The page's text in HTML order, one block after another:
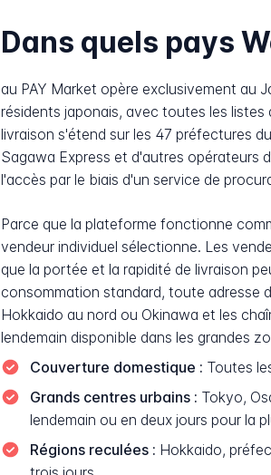
Dans quels pays
au PAY Market opère exclusivement au
résidents japonais, avec toutes les
livraison s'étend sur les 47 préfectures
Sagawa Express et d'autres opérateurs
l'accès par le biais d'un service de
Parce que la plateforme fonctionne
vendeur individuel sélectionne. Les
que la portée et la rapidité de livraison
consommation standard, toute adresse
Hokkaido au nord ou Okinawa et les
lendemain disponible dans les grandes
Couverture domestique : Toutes
Grands centres urbains : Tokyo,
lendemain ou en deux jours pour la
Régions reculées : Hokkaido,